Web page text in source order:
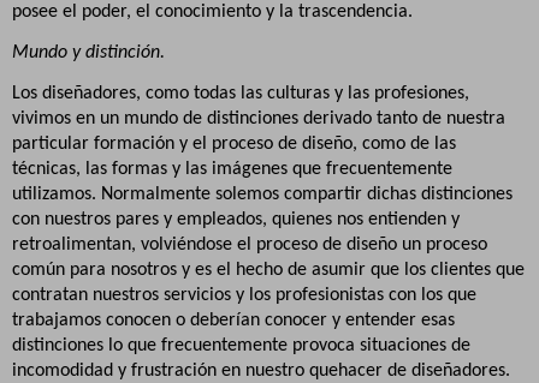
posee el poder, el conocimiento y la trascendencia.
Mundo y distinción.
Los diseñadores, como todas las culturas y las profesiones,
vivimos en un mundo de distinciones derivado tanto de nuestra
particular formación y el proceso de diseño, como de las
técnicas, las formas y las imágenes que frecuentemente
utilizamos. Normalmente solemos compartir dichas distinciones
con nuestros pares y empleados, quienes nos entienden y
retroalimentan, volviéndose el proceso de diseño un proceso
común para nosotros y es el hecho de asumir que los clientes que
contratan nuestros servicios y los profesionistas con los que
trabajamos conocen o deberían conocer y entender esas
distinciones lo que frecuentemente provoca situaciones de
incomodidad y frustración en nuestro quehacer de diseñadores.